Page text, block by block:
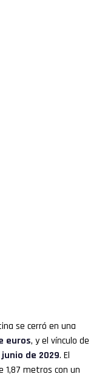
se cerró en una
euros, y el vínculo de
de 2029. El
1,87 metros con un